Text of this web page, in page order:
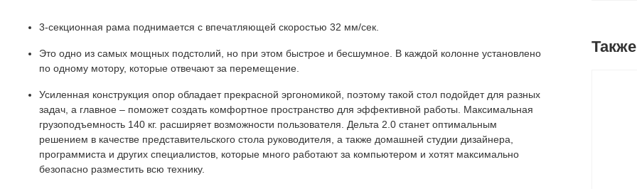
3-секционная рама поднимается с впечатляющей скоростью 32 мм/сек.
Это одно из самых мощных подстолий, но при этом быстрое и бесшумное. В каждой колонне установлено
по одному мотору, которые отвечают за перемещение.
Усиленная конструкция опор обладает прекрасной эргономикой, поэтому такой стол подойдет для разных
задач, а главное – поможет создать комфортное пространство для эффективной работы. Максимальная
грузоподъемность 140 кг. расширяет возможности пользователя. Дельта 2.0 станет оптимальным
решением в качестве представительского стола руководителя, а также домашней студии дизайнера,
программиста и других специалистов, которые много работают за компьютером и хотят максимально
безопасно разместить всю технику.